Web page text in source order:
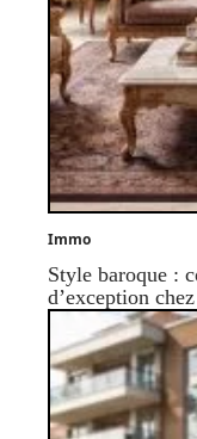
Immo
Style baroque :
d’exception